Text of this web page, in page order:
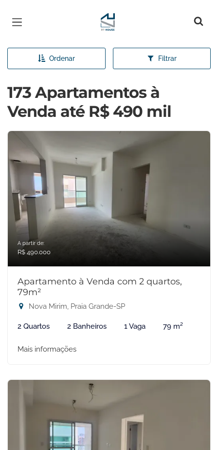
Página inicial
Ordenar Filtrar
173 Apartamentos à
Venda até R$ 490 mil
A partir de:
R$ 490.000
Apartamento à Venda com 2 quartos,
79m²
Nova Mirim, Praia Grande-SP
2 Quartos 2 Banheiros 1 Vaga 79 m²
Mais informações